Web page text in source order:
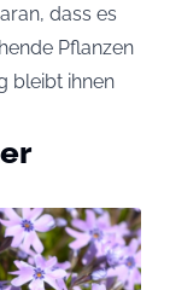
dass es
Pflanzen
bleibt ihnen